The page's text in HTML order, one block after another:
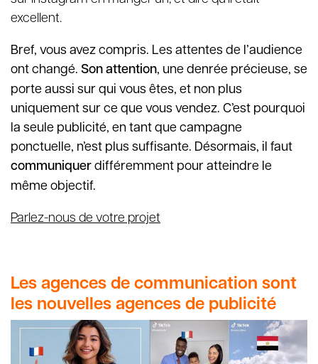
excellent.
Bref, vous avez compris. Les attentes de l’audience
ont changé. Son attention, une denrée précieuse, se
porte aussi sur qui vous êtes, et non plus
uniquement sur ce que vous vendez. C’est pourquoi
la seule publicité, en tant que campagne
ponctuelle, n’est plus suffisante. Désormais, il faut
communiquerdifféremment pour atteindre le
même objectif.
Parlez-nous de votre projet
Les agences de communication sont
les nouvelles agences de publicité